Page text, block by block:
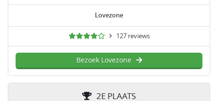
Lovezone
127 reviews
Bezoek Lovezone
2E PLAATS